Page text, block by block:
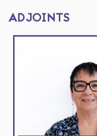
ADJOINTS